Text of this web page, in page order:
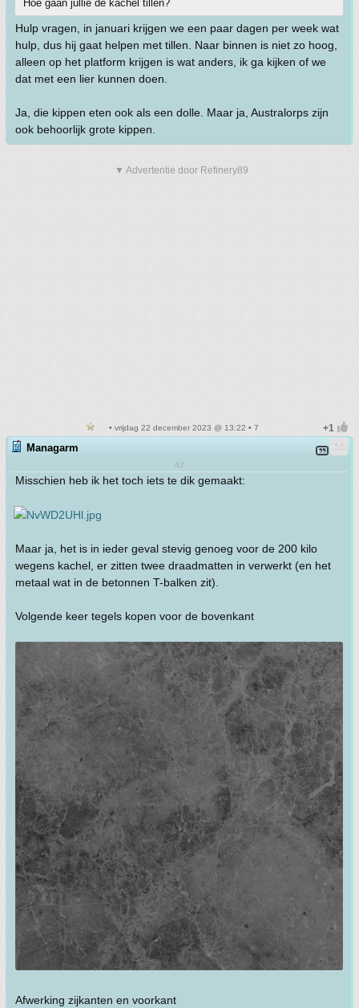
Hoe gaan jullie de kachel tillen?
Hulp vragen, in januari krijgen we een paar dagen per week wat
hulp, dus hij gaat helpen met tillen. Naar binnen is niet zo hoog,
alleen op het platform krijgen is wat anders, ik ga kijken of we
dat met een lier kunnen doen.
Ja, die kippen eten ook als een dolle. Maar ja, Australorps zijn
ook behoorlijk grote kippen.
▼ Advertentie door Refinery89
• vrijdag 22 december 2023 @ 13:22 • 7
Managarm
42
Misschien heb ik het toch iets te dik gemaakt:
Maar ja, het is in ieder geval stevig genoeg voor de 200 kilo
wegens kachel, er zitten twee draadmatten in verwerkt (en het
metaal wat in de betonnen T-balken zit).
Volgende keer tegels kopen voor de bovenkant
Afwerking zijkanten en voorkant